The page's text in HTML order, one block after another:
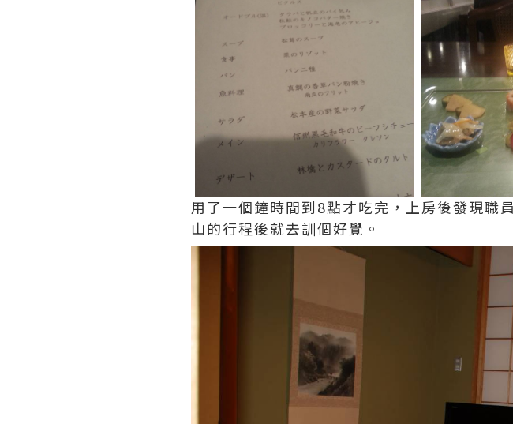
用了一個鐘時間到8點才吃完，上房後發現職
山的行程後就去訓個好覺。